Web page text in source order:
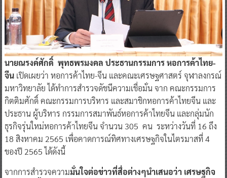
นายณรงค์ศักดิ์ พุทธพรมงคล ประธานกรรมการ หอการค้าไทย-
จีน เปิดเผยว่า หอการค้าไทย-จีน และคณะเศรษฐศาสตร์ จุฬาลงกรณ์
มหาวิทยาลัย ได้ทำการสำรวจดัชนีความเชื่อมั่น จาก คณะกรรมการ
กิตติมศักดิ์ คณะกรรมการบริหาร และสมาชิกหอการค้าไทยจีน และ
ประธาน ผู้บริหาร กรรมการสมาพันธ์หอการค้าไทยจีน และกลุ่มนัก
ธุรกิจรุ่นใหม่หอการค้าไทยจีน จำนวน 305 คน ระหว่างวันที่ 16 ถึง
18 สิงหาคม 2565 เพื่อคาดการณ์ทิศทางเศรษฐกิจในไตรมาสที่ 4
ของปี 2565 ได้ดังนี้
จากการสำรวจความมั่นใจต่อข่าวที่สื่อต่างๆนำเสนอว่า เศรษฐกิจ